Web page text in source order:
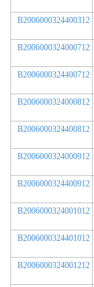
B2006000324400312
B2006000324000712
B2006000324400712
B2006000324000812
B2006000324400812
B2006000324000912
B2006000324400912
B2006000324001012
B2006000324401012
B2006000324001212